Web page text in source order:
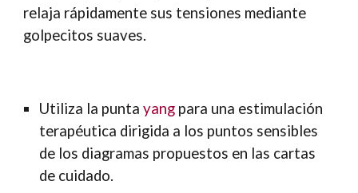
relaja rápidamente sus tensiones mediante
golpecitos suaves.
Utiliza la puntayang para una estimulación
terapéutica dirigida a los puntos sensibles
de los diagramas propuestos en las cartas
de cuidado.